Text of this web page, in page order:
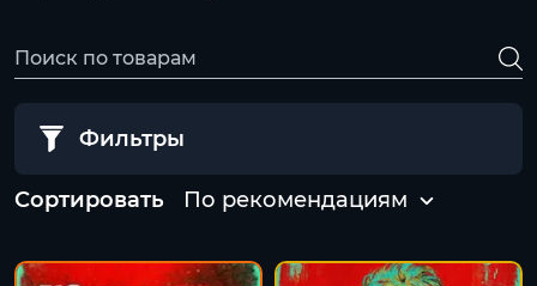
Фильтры
Сортировать По рекомендациям